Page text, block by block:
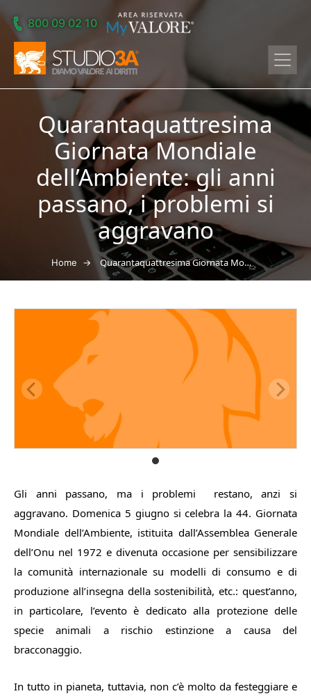
800 09 02 10
Quarantaquattresima
Giornata Mondiale
dell’Ambiente: gli anni
passano, i problemi si
aggravano
Home → Quarantaquattresima Giornata Mondiale dell’Ambiente: gli anni passano, i problemi si aggravano
Gli anni passano, ma i problemi restano, anzi si
aggravano. Domenica 5 giugno si celebra la 44. Giornata
Mondiale dell’Ambiente, istituita dall’Assemblea Generale
dell’Onu nel 1972 e divenuta occasione per sensibilizzare
la comunità internazionale su modelli di consumo e di
produzione all’insegna della sostenibilità, etc.: quest’anno,
in particolare, l’evento è dedicato alla protezione delle
specie animali a rischio estinzione a causa del
bracconaggio.
In tutto in pianeta, tuttavia, non c’è molto da festeggiare e